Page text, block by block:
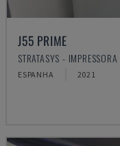
J55 PRIME
STRATASYS -
ESPANHA 2021